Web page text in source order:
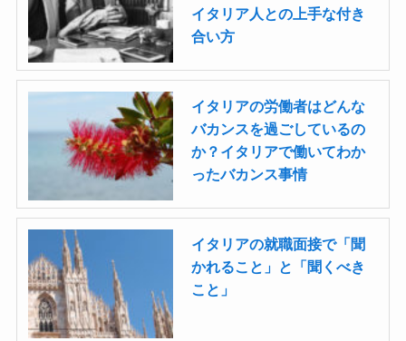
イタリア人との上手な付き
合い方
イタリアの労働者はどんな
バカンスを過ごしているの
か？イタリアで働いてわか
ったバカンス事情
イタリアの就職面接で「聞
かれること」と「聞くべき
こと」